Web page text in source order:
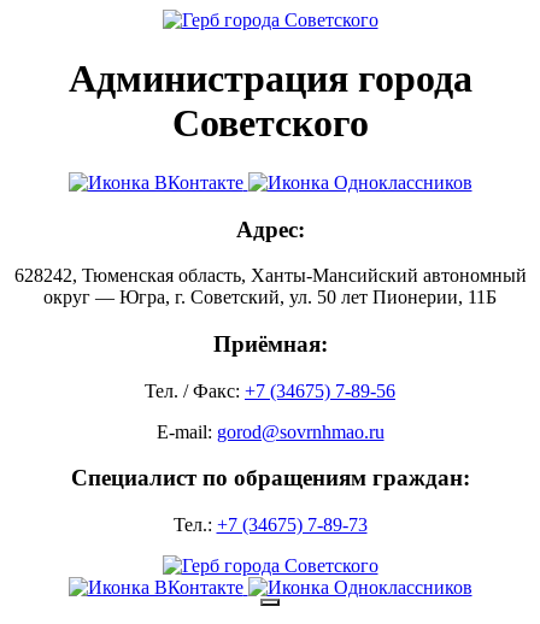
Администрация города
Советского
Адрес:
628242, Тюменская область, Ханты-Мансийский автономный
округ — Югра, г. Советский, ул. 50 лет Пионерии, 11Б
Приёмная:
Тел. / Факс: +7 (34675) 7-89-56
E-mail: gorod@sovrnhmao.ru
Специалист по обращениям граждан:
Тел.: +7 (34675) 7-89-73